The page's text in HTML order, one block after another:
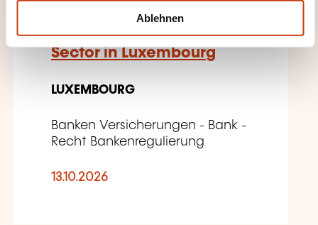
Ablehnen
International Agreements
Regulating the Financial
Sector in Luxembourg
LUXEMBOURG
Banken Versicherungen - Bank -
Recht Bankenregulierung
13.10.2026